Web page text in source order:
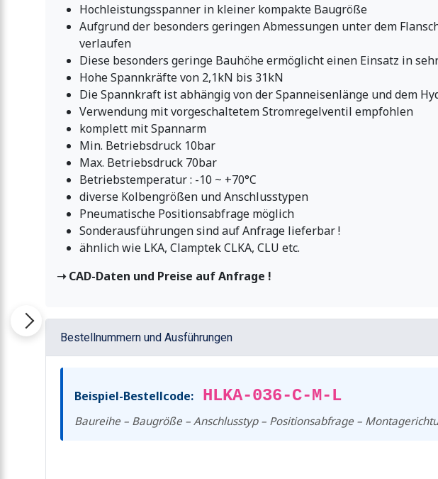
Hochleistungsspanner in kleiner kompakte Baugröße
Aufgrund der besonders geringen Abmessungen unter dem
verlaufen
Diese besonders geringe Bauhöhe ermöglicht einen Einsatz in
Hohe Spannkräfte von 2,1kN bis 31kN
Die Spannkraft ist abhängig von der Spanneisenlänge und dem
Verwendung mit vorgeschaltetem Stromregelventil empfohlen
komplett mit Spannarm
Min. Betriebsdruck 10bar
Max. Betriebsdruck 70bar
Betriebstemperatur : -10 ~ +70°C
diverse Kolbengrößen und Anschlusstypen
Pneumatische Positionsabfrage möglich
Sonderausführungen sind auf Anfrage lieferbar !
ähnlich wie LKA, Clamptek CLKA, CLU etc.
➝ CAD-Daten und Preise auf Anfrage !
Bestellnummern und Ausführungen
Beispiel-Bestellcode: HLKA-036-C-M-L
Baureihe – Baugröße – Anschlusstyp – Positionsabfrage –